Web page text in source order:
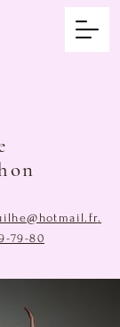
.
79-80